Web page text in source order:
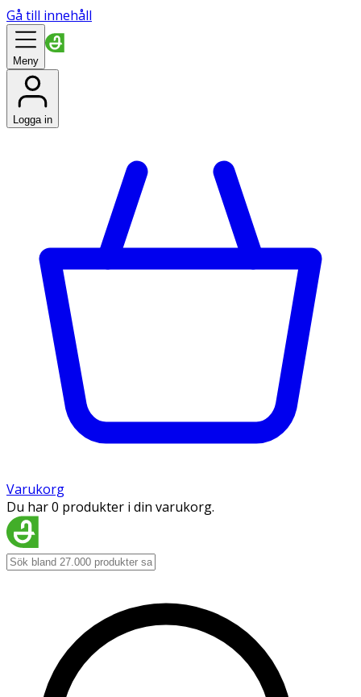
Gå till innehåll
Meny
Logga in
Varukorg
Du har 0 produkter i din varukorg.